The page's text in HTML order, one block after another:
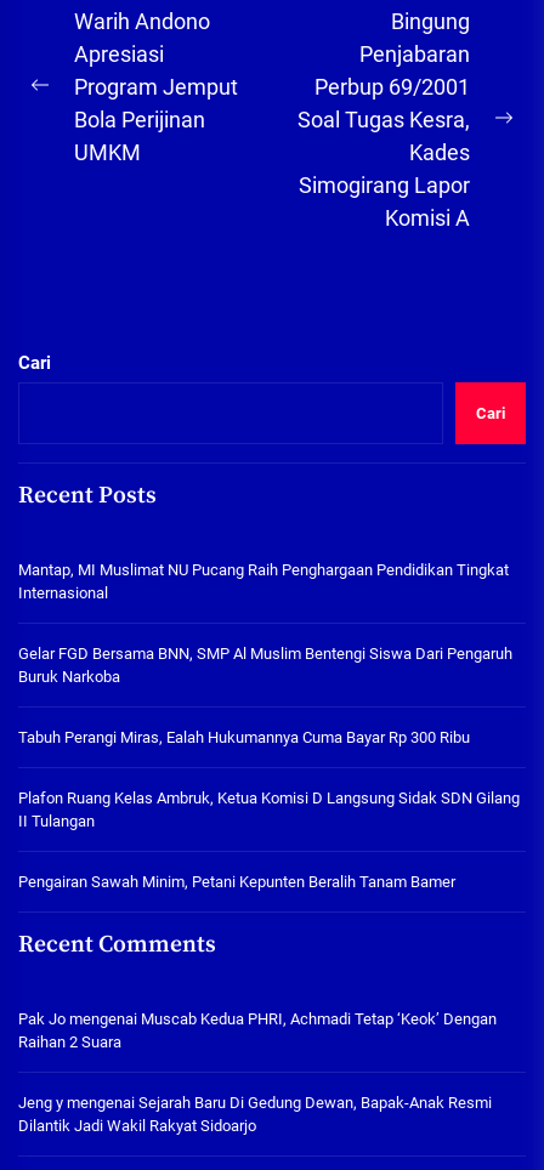
Navigasi
pos
Previous
post:
Warih Andono
Apresiasi
Program Jemput
Bola Perijinan
UMKM
Bingung
Penjabaran
Perbup 69/2001
Soal Tugas Kesra,
Kades
Simogirang Lapor
Komisi A
Cari
Cari
Recent Posts
Mantap, MI Muslimat NU Pucang Raih Penghargaan Pendidikan Tingkat
Internasional
Gelar FGD Bersama BNN, SMP Al Muslim Bentengi Siswa Dari Pengaruh
Buruk Narkoba
Tabuh Perangi Miras, Ealah Hukumannya Cuma Bayar Rp 300 Ribu
Plafon Ruang Kelas Ambruk, Ketua Komisi D Langsung Sidak SDN Gilang
II Tulangan
Pengairan Sawah Minim, Petani Kepunten Beralih Tanam Bamer
Recent Comments
Pak Jo mengenai Muscab Kedua PHRI, Achmadi Tetap ‘Keok’ Dengan
Raihan 2 Suara
Jeng y mengenai Sejarah Baru Di Gedung Dewan, Bapak-Anak Resmi
Dilantik Jadi Wakil Rakyat Sidoarjo